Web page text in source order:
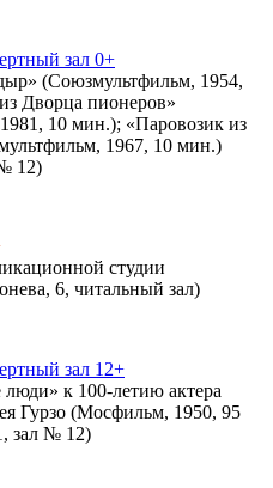
зал 0+
(Союзмультфильм, 1954,
Дворца пионеров»
10 мин.); «Паровозик из
1967, 10 мин.)
12)
студии
6, читальный зал)
зал 12+
к 100-летию актера
Гурзо (Мосфильм, 1950, 95
зал № 12)